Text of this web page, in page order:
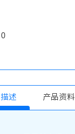
述 产品资料